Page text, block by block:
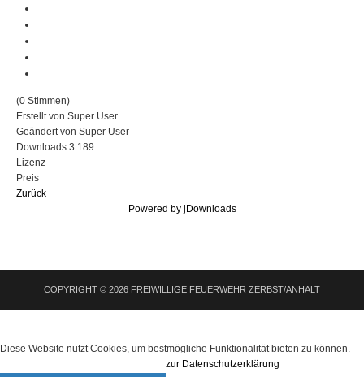
(0 Stimmen)
Erstellt von Super User
Geändert von Super User
Downloads 3.189
Lizenz
Preis
Zurück
Powered by jDownloads
COPYRIGHT © 2026 FREIWILLIGE FEUERWEHR ZERBST/ANHALT
Diese Website nutzt Cookies, um bestmögliche Funktionalität bieten zu können.
zur Datenschutzerklärung